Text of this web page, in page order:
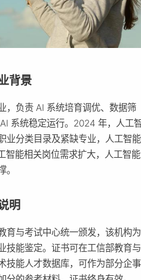
背景
，负责 AI 系统培育调优、数据筛
系统稳定运行。2024 年，人工
业分类目录及紧缺专业，人工智能
智能相关岗位需求扩大，人工智能
明
育与考试中心统一颁发，该机构为
技能鉴定。证书可在工信部教育与
技能人才数据库，可作为部分企事